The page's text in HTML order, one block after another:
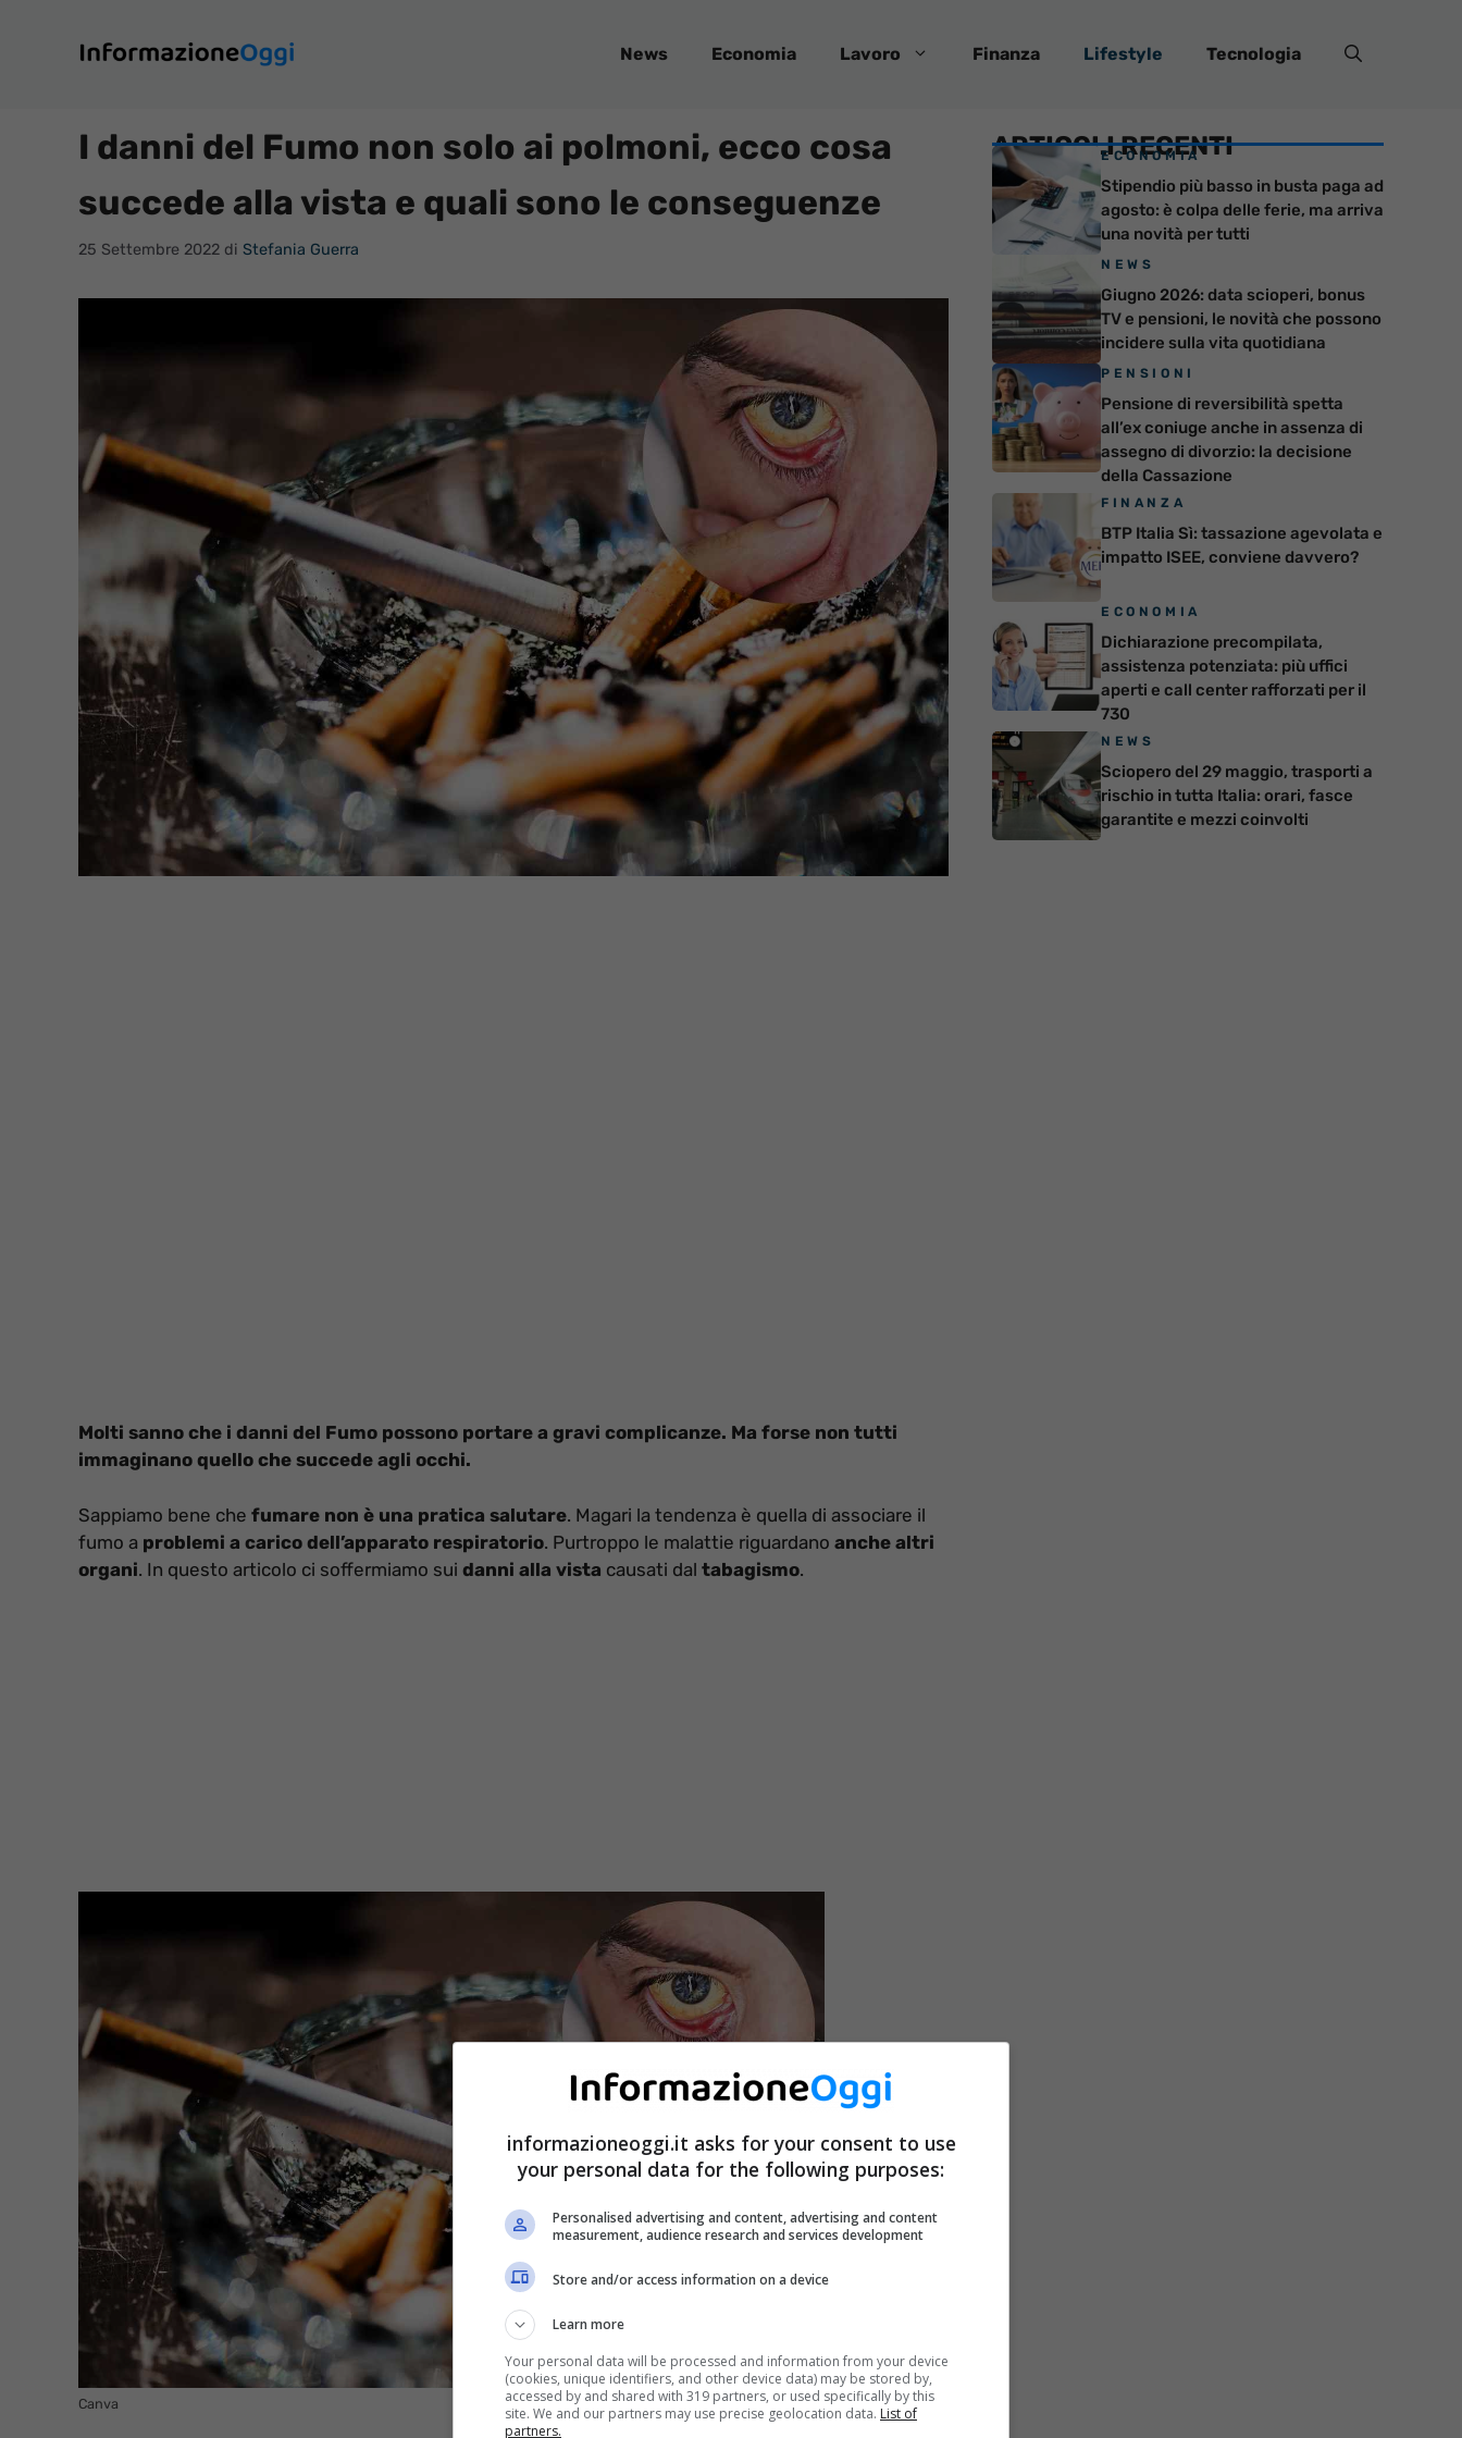
contenuto
News Economia Lavoro Finanza Lifestyle Tecnologia
I danni del Fumo non solo ai polmoni, ecco cosa
succede alla vista e quali sono le conseguenze
25 Settembre 2022 di Stefania Guerra
Molti sanno che i danni del Fumo possono portare a gravi complicanze. Ma forse non tutti
immaginano quello che succede agli occhi.
Sappiamo bene che fumare non è una pratica salutare. Magari la tendenza è quella di associare il
fumo a problemi a carico dell’apparato respiratorio. Purtroppo le malattie riguardano anche altri
organi. In questo articolo ci soffermiamo sui danni alla vista causati dal tabagismo.
Canva
ARTICOLI RECENTI
ECONOMIA
Stipendio più basso in busta paga ad
agosto: è colpa delle ferie, ma arriva
una novità per tutti
NEWS
Giugno 2026: data scioperi, bonus
TV e pensioni, le novità che possono
incidere sulla vita quotidiana
PENSIONI
Pensione di reversibilità spetta
all’ex coniuge anche in assenza di
assegno di divorzio: la decisione
della Cassazione
FINANZA
BTP Italia Sì: tassazione agevolata e
impatto ISEE, conviene davvero?
ECONOMIA
Dichiarazione precompilata,
assistenza potenziata: più uffici
aperti e call center rafforzati per il
730
NEWS
Sciopero del 29 maggio, trasporti a
rischio in tutta Italia: orari, fasce
garantite e mezzi coinvolti
informazioneoggi.it asks for your consent to use
your personal data for the following purposes:
Personalised advertising and content, advertising and content
measurement, audience research and services development
Store and/or access information on a device
Learn more
Your personal data will be processed and information from your device
(cookies, unique identifiers, and other device data) may be stored by,
accessed by and shared with 319 partners, or used specifically by this
site. We and our partners may use precise geolocation data. List of
partners.